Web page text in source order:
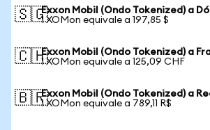
🇸🇬Exxon Mobil (Ondo Tokenized) a
1 XOMon equivale a 197,85 $
🇨🇭Exxon Mobil (Ondo Tokenized) a
1 XOMon equivale a 125,09 CHF
🇧🇷Exxon Mobil (Ondo Tokenized) a
1 XOMon equivale a 789,11 R$